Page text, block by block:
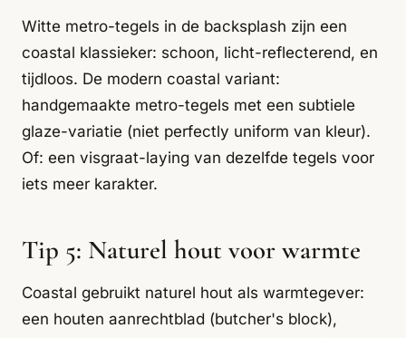
Witte metro-tegels in de backsplash zijn een
coastal klassieker: schoon, licht-reflecterend, en
tijdloos. De modern coastal variant:
handgemaakte metro-tegels met een subtiele
glaze-variatie (niet perfectly uniform van kleur).
Of: een visgraat-laying van dezelfde tegels voor
iets meer karakter.
Tip 5: Naturel hout voor warmte
Coastal gebruikt naturel hout als warmtegever:
een houten aanrechtblad (butcher's block),